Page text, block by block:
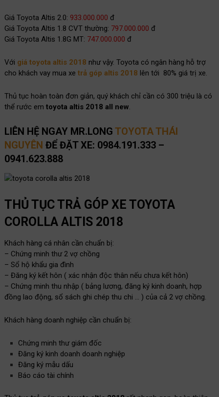
Giá Toyota Altis 2.0: 933.000.000 đ
Giá Toyota Altis 1.8 CVT thường: 797.000.000 đ
Giá Toyota Altis 1.8G MT: 747.000.000 đ
Với giá toyota altis 2018 như vậy. Toyota có ngân hàng hỗ trợ
cho khách vay mua xe trả góp altis 2018 lên tới 80% giá trị xe.
Thủ tục hoàn toàn đơn giản, quý khách chỉ cần có 300 triệu là có
thể rước em toyota altis 2018 all new.
LIÊN HỆ NGAY MR.LONG TOYOTA THÁI
NGUYÊN ĐỂ ĐẶT XE: 0984.191.333 –
0941.623.888
THỦ TỤC TRẢ GÓP XE TOYOTA
COROLLA ALTIS 2018
Khách hàng cá nhân cần chuẩn bị:
– Chứng minh thư 2 vợ chồng
– Sổ hộ khẩu gia đình
– Đăng ký kết hôn ( xác nhận độc thân nếu chưa kết hôn)
– Chứng minh thu nhập ( bảng lương, đăng ký kinh doanh, hợp
đồng lao động, sổ sách ghi chép thu chi … ) của cả 2 vợ chồng.
Khách hàng doanh nghiệp cần chuẩn bị:
Chứng minh thư giám đốc
Đăng ký kinh doanh doanh nghiệp
Đăng ký mẫu dấu
Báo cáo tài chính